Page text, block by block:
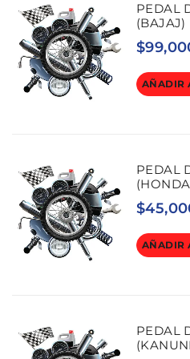
PEDAL
(BAJAJ)
$
AÑADIR
PEDAL
$
AÑADIR
PEDAL